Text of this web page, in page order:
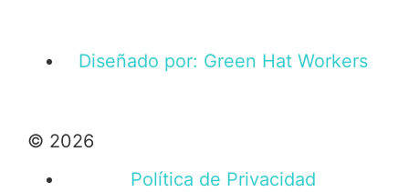
© 2026
Política de Privacidad
Diseñado por: Green Hat Workers